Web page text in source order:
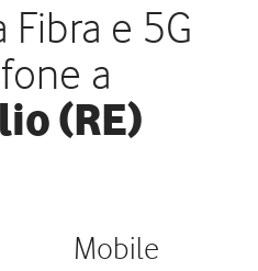
e 5G
a
(RE)
Mobile